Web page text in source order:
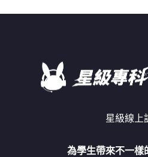
星級線上
為學生帶來不一樣